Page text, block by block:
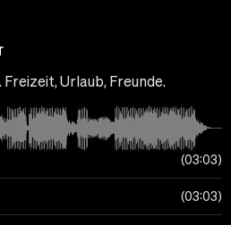
Urlaub, Freunde.
03:03
03:03